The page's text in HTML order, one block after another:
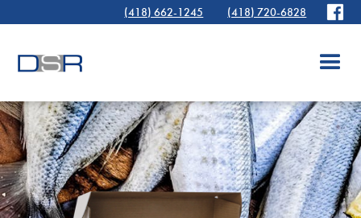
(418) 662-1245 (418) 720-6828